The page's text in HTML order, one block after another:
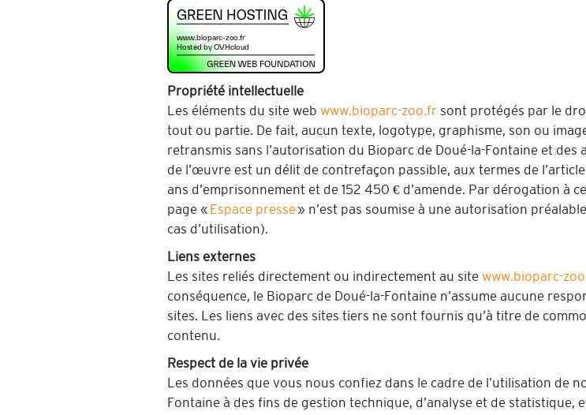
Propriété intellectuelle
Les éléments du site web www.bioparc-zoo.fr sont protégés par le
tout ou partie. De fait, aucun texte, logotype, graphisme, son ou
retransmis sans l’autorisation du Bioparc de Doué-la-Fontaine et
de l’œuvre est un délit de contrefaçon passible, aux termes de
ans d’emprisonnement et de 152 450 € d’amende. Par dérogation à
page « Espace presse» n’est pas soumise à une autorisation
cas d’utilisation).
Liens externes
Les sites reliés directement ou indirectement au site www.bioparc-
conséquence, le Bioparc de Doué-la-Fontaine n’assume aucune
sites. Les liens avec des sites tiers ne sont fournis qu’à titre de
contenu.
Respect de la vie privée
Les données que vous nous confiez dans le cadre de l’utilisation de
Fontaine à des fins de gestion technique, d’analyse et de